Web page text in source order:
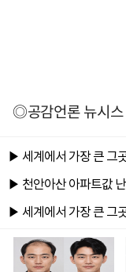
◎공감언론 뉴시스